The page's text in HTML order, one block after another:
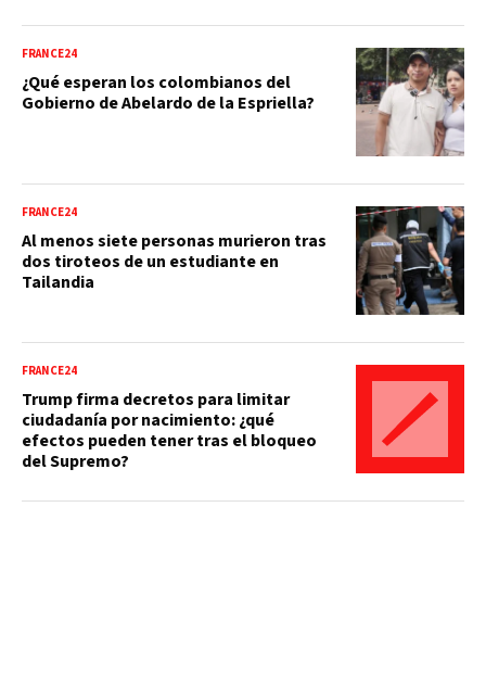
FRANCE24
¿Qué esperan los colombianos del
Gobierno de Abelardo de la Espriella?
FRANCE24
Al menos siete personas murieron tras
dos tiroteos de un estudiante en
Tailandia
FRANCE24
Trump firma decretos para limitar
ciudadanía por nacimiento: ¿qué
efectos pueden tener tras el bloqueo
del Supremo?